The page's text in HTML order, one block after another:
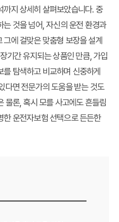
까지 상세히 살펴보았습니다. 중
것을 넘어, 자신의 운전 환경과
에 걸맞은 맞춤형 보장을 설계
기간 유지되는 상품인 만큼, 가입
탐색하고 비교하며 신중하게
다면 전문가의 도움을 받는 것도
물론, 혹시 모를 사고에도 흔들림
한운전자보험선택으로 든든한